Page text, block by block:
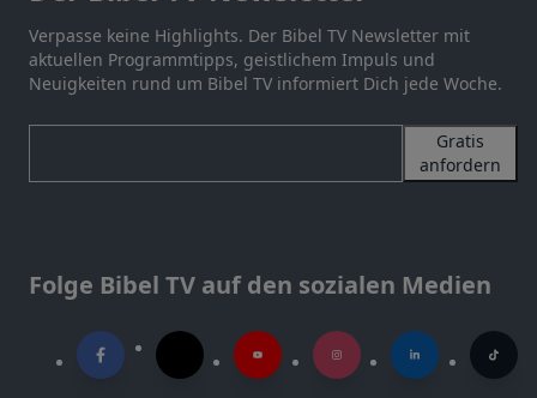
Verpasse keine Highlights. Der Bibel TV Newsletter mit
aktuellen Programmtipps, geistlichem Impuls und
Neuigkeiten rund um Bibel TV informiert Dich jede Woche.
Gratis
anfordern
Folge Bibel TV auf den sozialen Medien